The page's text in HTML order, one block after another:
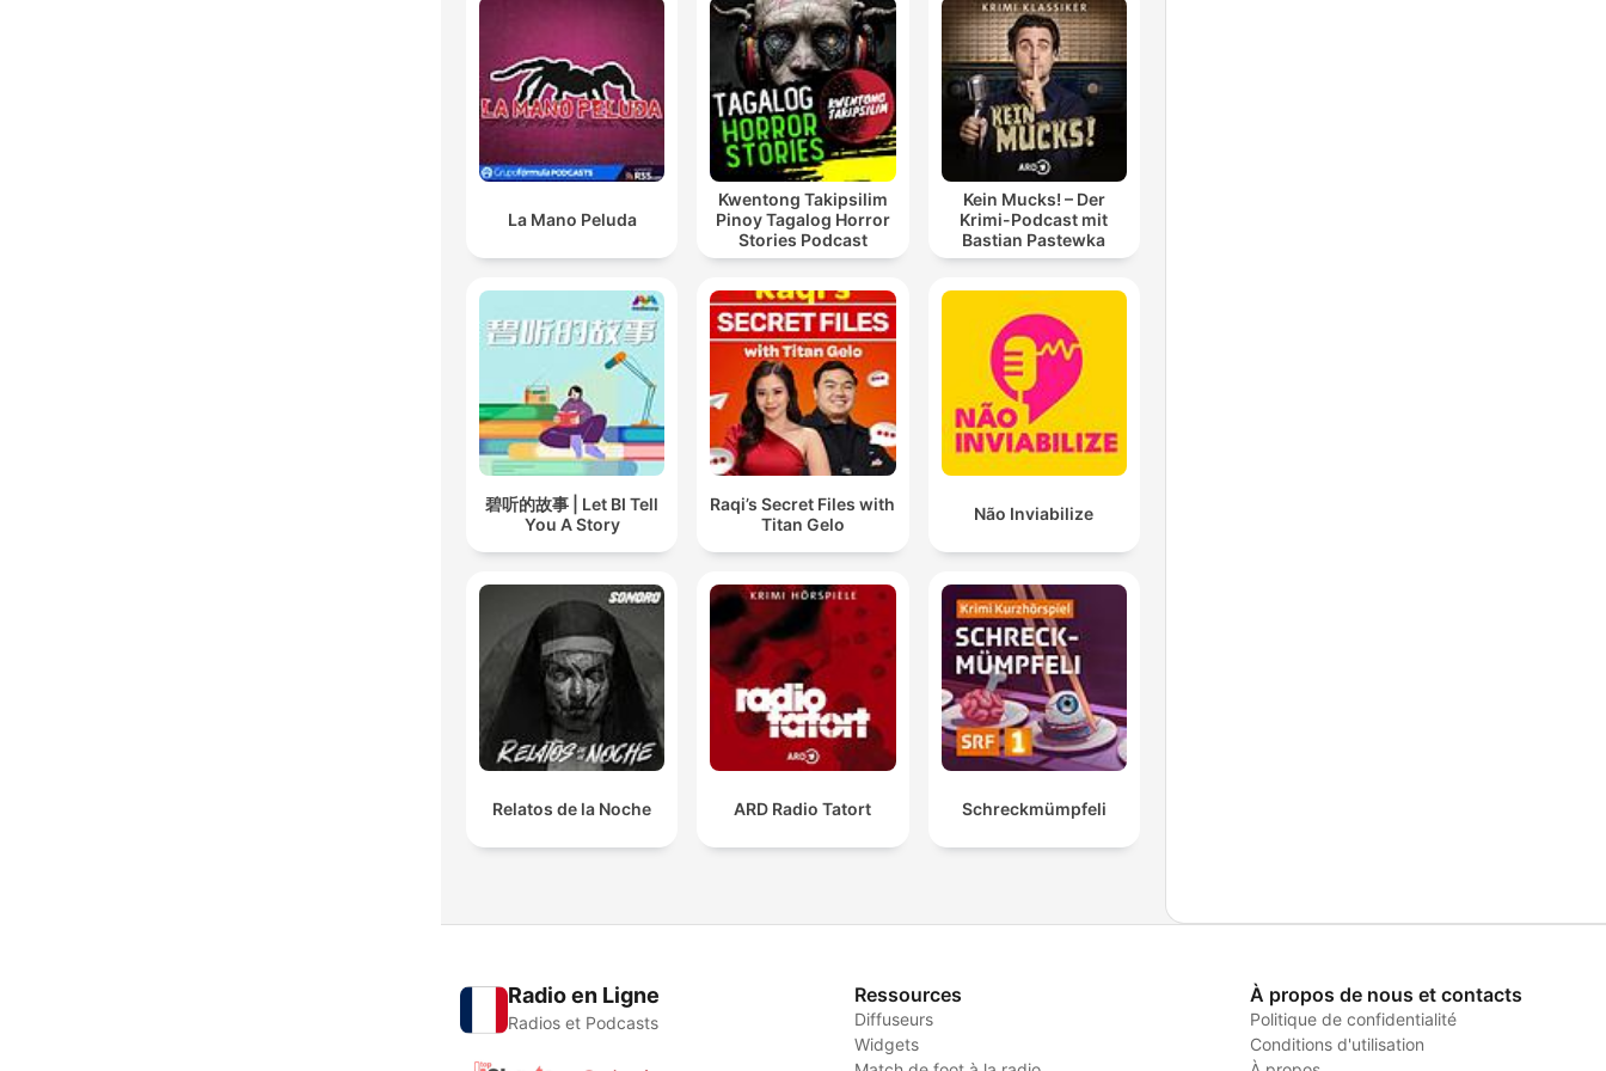
La Mano Peluda
Kwentong Takipsilim
Pinoy Tagalog Horror
Stories Podcast
Kein Mucks! – Der
Krimi-Podcast mit
Bastian Pastewka
碧听的故事 | Let BI Tell
You A Story
Raqi’s Secret Files with
Titan Gelo
Não Inviabilize
Relatos de la Noche ARD Radio Tatort Schreckmümpfeli
Radio en Ligne
Radios et Podcasts
Ressources
Diffuseurs
Widgets
À propos de nous et contacts
Politique de confidentialité
Conditions d'utilisation